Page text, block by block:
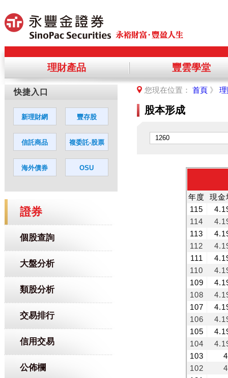
理財產品 豐雲學堂
證券
個股查詢
大盤分析
類股分析
交易排行
信用交易
公佈欄
您現在位置： 首頁 》
股本形成
您若同意繼續進入該網站，請點選